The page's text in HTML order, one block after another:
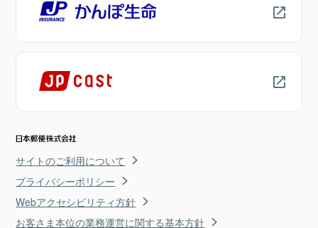
サイトのご利用について
プライバシーポリシー
Webアクセシビリティ方針
お客さま本位の業務運営に関する基本方針